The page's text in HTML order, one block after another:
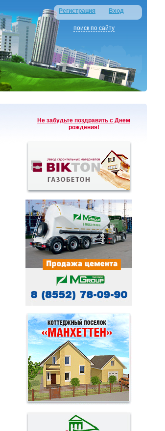
Регистрация Вход
поиск по сайту
Не забудьте поздравить с Днем
рождения!